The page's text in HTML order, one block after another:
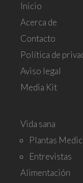
Inicio
Acerca de
Contacto
Política de
Aviso legal
Media Kit
Vida sana
Plantas
Entrevistas
Alimentación